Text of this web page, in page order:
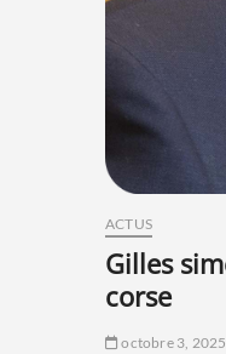
ACTUS
gilles simeoni appelle à une riposte coordonnée face aux actes criminels en
corse
octobre 3, 2025